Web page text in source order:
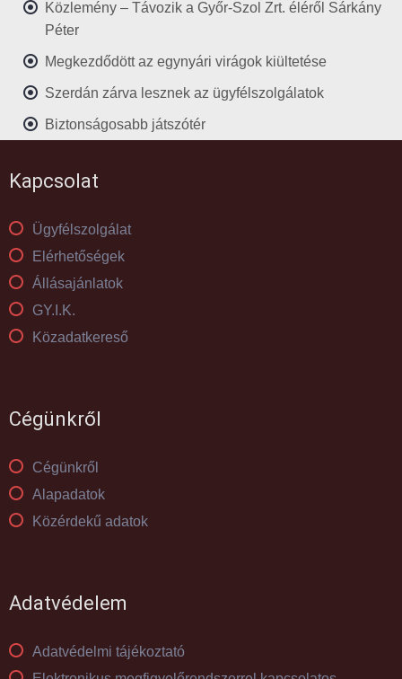
Közlemény – Távozik a Győr-Szol Zrt. éléről Sárkány
Péter
Megkezdődött az egynyári virágok kiültetése
Szerdán zárva lesznek az ügyfélszolgálatok
Biztonságosabb játszótér
Kapcsolat
Ügyfélszolgálat
Elérhetőségek
Állásajánlatok
GY.I.K.
Közadatkereső
Cégünkről
Cégünkről
Alapadatok
Közérdekű adatok
Adatvédelem
Adatvédelmi tájékoztató